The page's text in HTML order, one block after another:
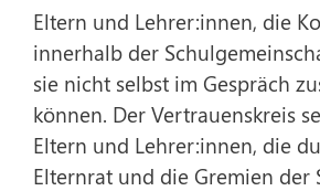
Eltern und Lehrer:innen, die
innerhalb der
sie nicht selbst im Gespräch
können. Der Vertrauenskreis
Eltern und Lehrer:innen, die
Elternrat und die Gremien der